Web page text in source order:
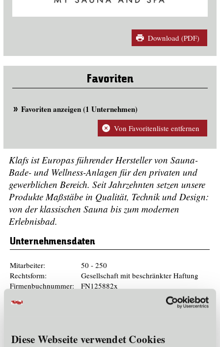
Diese Webseite verwendet Cookies
Download (PDF)
Favoriten
Favoriten anzeigen (1 Unternehmen)
Von Favoritenliste entfernen
Klafs ist Europas führender Hersteller von Sauna-
Bade- und Wellness-Anlagen für den privaten und
gewerblichen Bereich. Seit Jahrzehnten setzen unsere
Produkte Maßstäbe in Qualität, Technik und Design:
von der klassischen Sauna bis zum modernen
Erlebnisbad.
Unternehmensdaten
Mitarbeiter:
50 - 250
Rechtsform:
Gesellschaft mit beschränkter Haftung
Firmenbuchnummer:
FN125882x
Mitglied im Cluster:
Referenzen